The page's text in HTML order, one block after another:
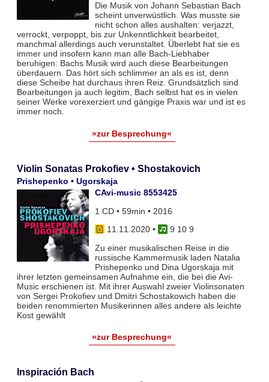
Die Musik von Johann Sebastian Bach
scheint unverwüstlich. Was musste sie
nicht schon alles aushalten: verjazzt,
verrockt, verpoppt, bis zur Unkenntlichkeit bearbeitet,
manchmal allerdings auch verunstaltet. Überlebt hat sie es
immer und insofern kann man alle Bach-Liebhaber
beruhigen: Bachs Musik wird auch diese Bearbeitungen
überdauern. Das hört sich schlimmer an als es ist, denn
diese Scheibe hat durchaus ihren Reiz. Grundsätzlich sind
Bearbeitungen ja auch legitim, Bach selbst hat es in vielen
seiner Werke vorexerziert und gängige Praxis war und ist es
immer noch.
»zur Besprechung«
Violin Sonatas Prokofiev • Shostakovich
Prishepenko • Ugorskaja
CAvi-music 8553425
1 CD • 59min • 2016
11.11.2020•
9 10 9
Zu einer musikalischen Reise in die
russische Kammermusik laden Natalia
Prishepenko und Dina Ugorskaja mit
ihrer letzten gemeinsamen Aufnahme ein, die bei die Avi-
Music erschienen ist. Mit ihrer Auswahl zweier Violinsonaten
von Sergei Prokofiev und Dmitri Schostakowich haben die
beiden renommierten Musikerinnen alles andere als leichte
Kost gewählt
»zur Besprechung«
Inspiración Bach